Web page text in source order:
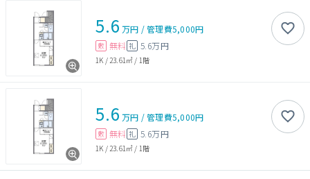
5.6 万円 /管理費5,000円
敷 無料 礼 5.6万円
1K / 23.61㎡ / 1階
5.6 万円 /管理費5,000円
敷 無料 礼 5.6万円
1K / 23.61㎡ / 1階